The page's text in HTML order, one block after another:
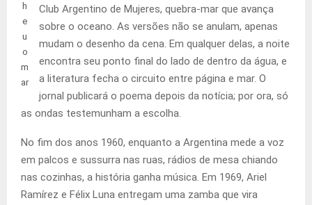
h
e
u
o
m
ar
Club Argentino de Mujeres, quebra-mar que avança
sobre o oceano. As versões não se anulam, apenas
mudam o desenho da cena. Em qualquer delas, a noite
encontra seu ponto final do lado de dentro da água, e
a literatura fecha o circuito entre página e mar. O
jornal publicará o poema depois da notícia; por ora, só
as ondas testemunham a escolha.
No fim dos anos 1960, enquanto a Argentina mede a voz
em palcos e sussurra nas ruas, rádios de mesa chiando
nas cozinhas, a história ganha música. Em 1969, Ariel
Ramírez e Félix Luna entregam uma zamba que vira